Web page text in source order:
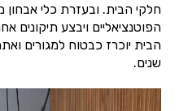
חלקי הבית. ובעזרת כלי אבחון
הפוטנציאליים ויבצע תיקונים
הבית יוכרז כבטוח למגורים
שנים.